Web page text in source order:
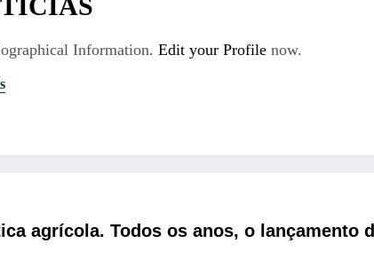
Information. Edit your Profile now.
agrícola. Todos os anos, o lançamento